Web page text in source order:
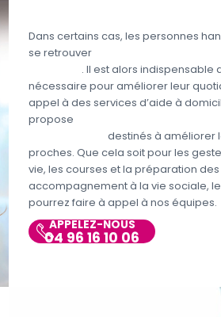
Dans certains cas, les personnes
se retrouver
. Il est alors indispensable
nécessaire pour améliorer leur
appel à des services d’aide à
propose
destinés à améliorer
proches. Que cela soit pour les
vie, les courses et la préparation
accompagnement à la vie sociale,
pourrez faire à appel à nos équipes.
APPELEZ-NOUS
04 96 16 10 06